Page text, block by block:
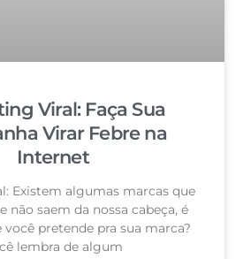
Viral: Faça Sua
Virar Febre na
Internet
Existem algumas marcas que
não saem da nossa cabeça, é
você pretende pra sua marca?
lembra de algum